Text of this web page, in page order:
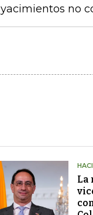
no
La